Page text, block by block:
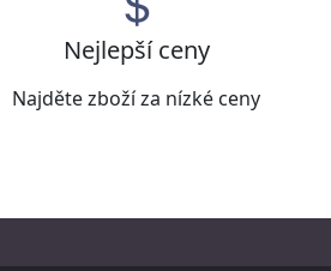
Nejlepší ceny
Najděte zboží za nízké ceny